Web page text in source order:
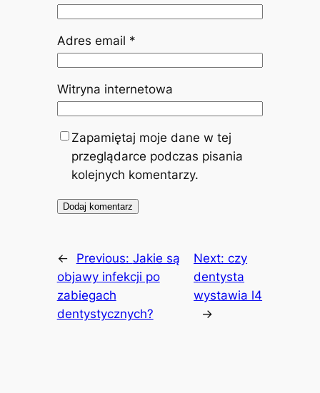
Adres email *
Witryna internetowa
Zapamiętaj moje dane w tej
przeglądarce podczas pisania
kolejnych komentarzy.
← Previous: Jakie są
objawy infekcji po
zabiegach
dentystycznych?
Next:czy
dentysta
wystawia l4
→